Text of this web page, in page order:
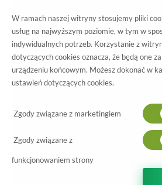
01/07/2019
5 PAR
W ramach naszej witryny stosujemy pliki
usług na najwyższym poziomie, w tym w
indywidualnych potrzeb. Korzystanie z
dotyczących cookies oznacza, że będą one
urządzeniu końcowym. Możesz dokonać w
ustawień dotyczących cookies.
Zgody związane z marketingiem
Zgody związane z
funkcjonowaniem strony